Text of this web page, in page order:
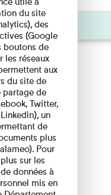
du site
des
(Google
boutons de
les réseaux
aux
du site de
de
Twitter,
un
de
plus
Pour
sur les
données à
mis en